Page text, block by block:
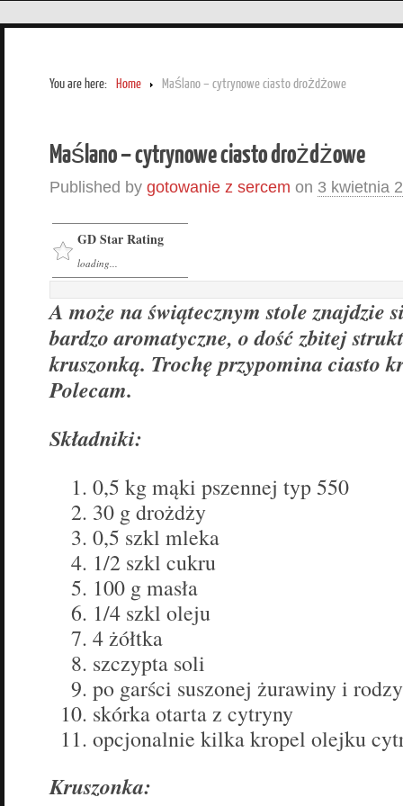
You are here: Home Maślano – cytrynowe ciasto drożdżowe
Maślano – cytrynowe ciasto drożdżowe
Published by gotowanie z sercem on 3 kwietnia
GD Star Rating
loading...
A może na świątecznym stole znajdzie
bardzo aromatyczne, o dość zbitej
kruszonką. Trochę przypomina ciasto
Polecam.
Składniki:
0,5 kg mąki pszennej typ 550
30 g drożdży
0,5 szkl mleka
1/2 szkl cukru
100 g masła
1/4 szkl oleju
4 żółtka
szczypta soli
po garści suszonej żurawiny i
skórka otarta z cytryny
opcjonalnie kilka kropel olejku
Kruszonka: